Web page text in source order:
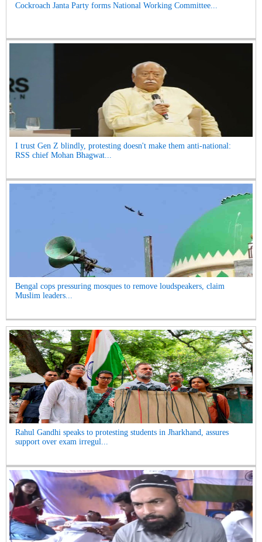
Cockroach Janta Party forms National Working Committee...
I trust Gen Z blindly, protesting doesn't make them anti-national:
RSS chief Mohan Bhagwat...
Bengal cops pressuring mosques to remove loudspeakers, claim
Muslim leaders...
Rahul Gandhi speaks to protesting students in Jharkhand, assures
support over exam irregul...